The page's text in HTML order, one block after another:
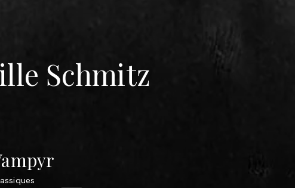
Schmitz